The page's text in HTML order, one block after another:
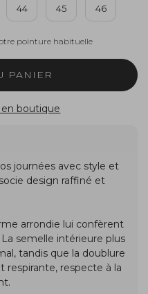
44 45 46
pointure habituelle
PANIER
en boutique